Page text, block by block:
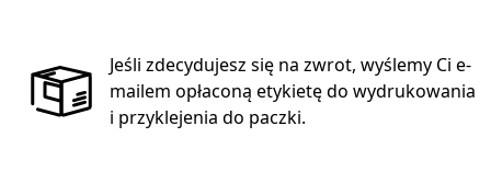
Jeśli zdecydujesz się na zwrot, wyślemy Ci e-
mailem opłaconą etykietę do wydrukowania
i przyklejenia do paczki.